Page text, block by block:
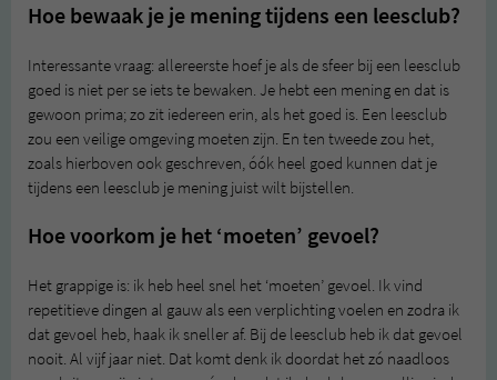
Hoe bewaak je je mening tijdens een leesclub?
Interessante vraag: allereerste hoef je als de sfeer bij een leesclub
goed is niet per se iets te bewaken. Je hebt een mening en dat is
gewoon prima; zo zit iedereen erin, als het goed is. Een leesclub
zou een veilige omgeving moeten zijn. En ten tweede zou het,
zoals hierboven ook geschreven, óók heel goed kunnen dat je
tijdens een leesclub je mening juist wilt bijstellen.
Hoe voorkom je het ‘moeten’ gevoel?
Het grappige is: ik heb heel snel het ‘moeten’ gevoel. Ik vind
repetitieve dingen al gauw als een verplichting voelen en zodra ik
dat gevoel heb, haak ik sneller af. Bij de leesclub heb ik dat gevoel
nooit. Al vijf jaar niet. Dat komt denk ik doordat het zó naadloos